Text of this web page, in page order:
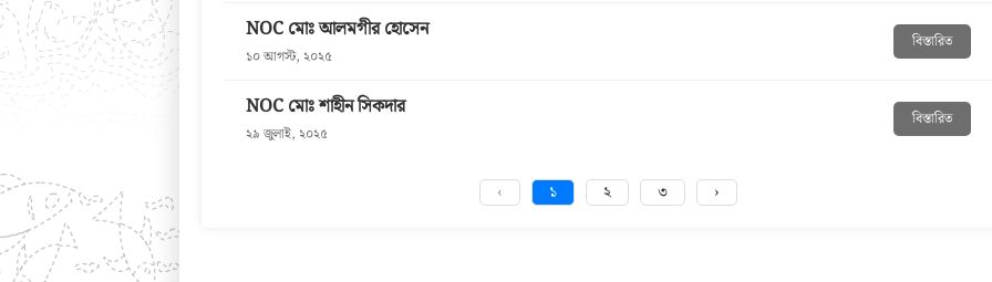
NOC মোঃ আলমগীর হোসেন
১০ আগস্ট, ২০২৫
বিস্তারিত
NOC মোঃ শাহীন সিকদার
২৯ জুলাই, ২০২৫
বিস্তারিত
‹ ১ ২ ৩ ›